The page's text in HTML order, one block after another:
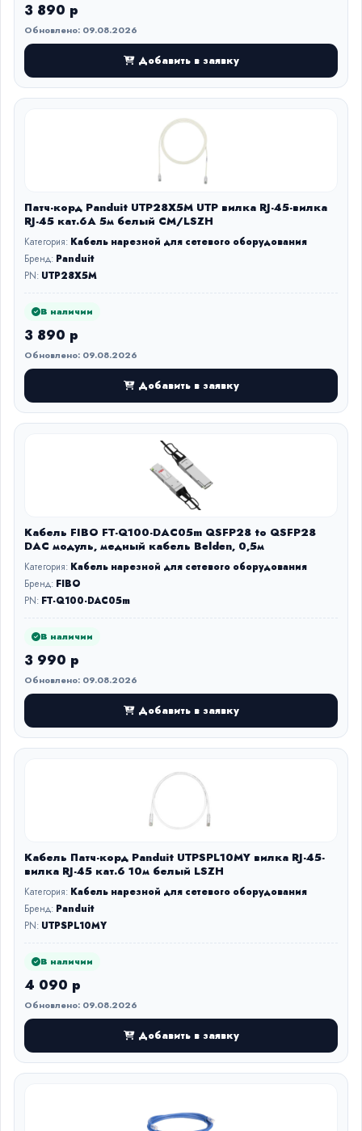
3 890 р
Обновлено: 09.08.2026
Добавить в заявку
Патч-корд Panduit UTP28X5M UTP вилка RJ-45-вилка
RJ-45 кат.6А 5м белый CM/LSZH
Категория: Кабель нарезной для сетевого оборудования
Бренд: Panduit
PN: UTP28X5M
В наличии
3 890 р
Обновлено: 09.08.2026
Добавить в заявку
Кабель FIBO FT-Q100-DAC05m QSFP28 to QSFP28
DAC модуль, медный кабель Belden, 0,5м
Категория: Кабель нарезной для сетевого оборудования
Бренд: FIBO
PN: FT-Q100-DAC05m
В наличии
3 990 р
Обновлено: 09.08.2026
Добавить в заявку
Кабель Патч-корд Panduit UTPSPL10MY вилка RJ-45-
вилка RJ-45 кат.6 10м белый LSZH
Категория: Кабель нарезной для сетевого оборудования
Бренд: Panduit
PN: UTPSPL10MY
В наличии
4 090 р
Обновлено: 09.08.2026
Добавить в заявку